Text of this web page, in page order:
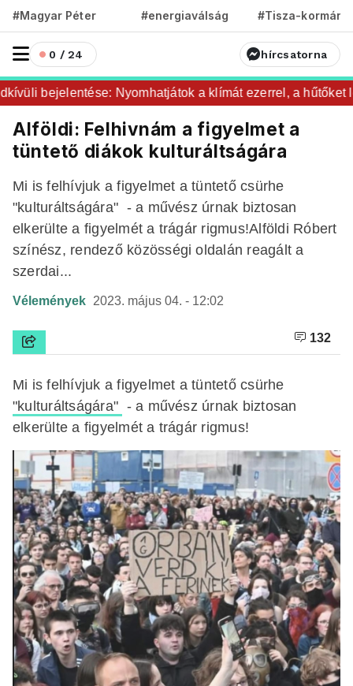
#Magyar Péter #energiaválság #Tisza-kormány
0 / 24 hírcsatorna
bejelentése: Nyomhatjátok a klímát ezerrel, a hűtőket
Alföldi: Felhivnám a figyelmet a
tüntető diákok kulturáltságára
Mi is felhívjuk a figyelmet a tüntető csürhe
"kulturáltságára" - a művész úrnak biztosan
elkerülte a figyelmét a trágár rigmus!Alföldi Róbert
színész, rendező közösségi oldalán reagált a
szerdai...
Vélemények 2023. május 04. - 12:02
132
Mi is felhívjuk a figyelmet a tüntető csürhe
"kulturáltságára" - a művész úrnak biztosan
elkerülte a figyelmét a trágár rigmus!